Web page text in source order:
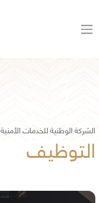
الشركة الوطنية للخدمات الأمنية
التوظيف
​